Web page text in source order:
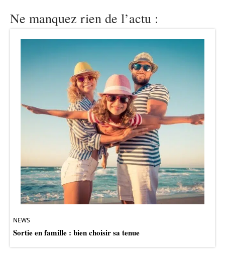
Ne manquez rien de l’actu :
NEWS
Sortie en famille : bien choisir sa tenue